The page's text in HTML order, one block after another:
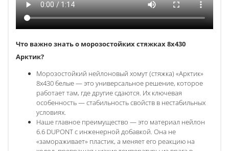
Что важно знать о морозостойких стяжках 8х430
Арктик?
Морозостойкий нейлоновый хомут (стяжка) «Арктик»
8х430 белые — это универсальное решение, которое
работает там, где другие сдаются. Их ключевая
особенность — стабильность свойств в нестабильных
условиях.
Наше главное преимущество — это материал нейлон
6.6 DUPONT с инженерной добавкой. Она не
«замораживает» пластик, а меняет его реакцию на